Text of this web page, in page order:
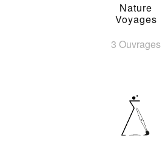
Nature
Voyages
3 Ouvrages